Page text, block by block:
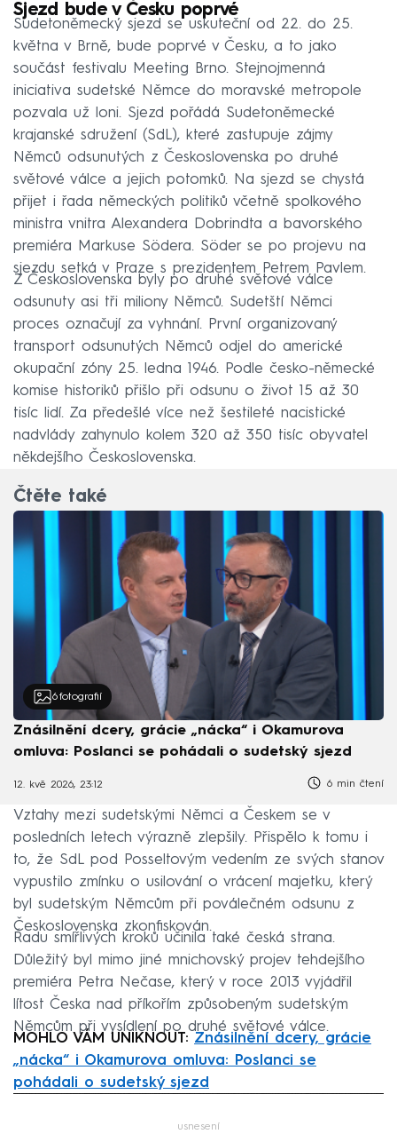
Sjezd bude v Česku poprvé
Sudetoněmecký sjezd se uskuteční od 22. do 25.
května v Brně, bude poprvé v Česku, a to jako
součást festivalu Meeting Brno. Stejnojmenná
iniciativa sudetské Němce do moravské metropole
pozvala už loni. Sjezd pořádá Sudetoněmecké
krajanské sdružení (SdL), které zastupuje zájmy
Němců odsunutých z Československa po druhé
světové válce a jejich potomků. Na sjezd se chystá
přijet i řada německých politiků včetně spolkového
ministra vnitra Alexandera Dobrindta a bavorského
premiéra Markuse Södera. Söder se po projevu na
sjezdu setká v Praze s prezidentem Petrem Pavlem.
Z Československa byly po druhé světové válce
odsunuty asi tři miliony Němců. Sudetští Němci
proces označují za vyhnání. První organizovaný
transport odsunutých Němců odjel do americké
okupační zóny 25. ledna 1946. Podle česko-německé
komise historiků přišlo při odsunu o život 15 až 30
tisíc lidí. Za předešlé více než šestileté nacistické
nadvlády zahynulo kolem 320 až 350 tisíc obyvatel
někdejšího Československa.
Čtěte také
6 fotografií
Znásilnění dcery, grácie „nácka“ i Okamurova
omluva: Poslanci se pohádali o sudetský sjezd
12. kvě 2026, 23:12 6 min čtení
Vztahy mezi sudetskými Němci a Českem se v
posledních letech výrazně zlepšily. Přispělo k tomu i
to, že SdL pod Posseltovým vedením ze svých stanov
vypustilo zmínku o usilování o vrácení majetku, který
byl sudetským Němcům při poválečném odsunu z
Československa zkonfiskován.
Řadu smířlivých kroků učinila také česká strana.
Důležitý byl mimo jiné mnichovský projev tehdejšího
premiéra Petra Nečase, který v roce 2013 vyjádřil
lítost Česka nad příkořím způsobeným sudetským
Němcům při vysídlení po druhé světové válce.
MOHLO VÁM UNIKNOUT: Znásilnění dcery, grácie
„nácka“ i Okamurova omluva: Poslanci se
pohádali o sudetský sjezd
usnesení